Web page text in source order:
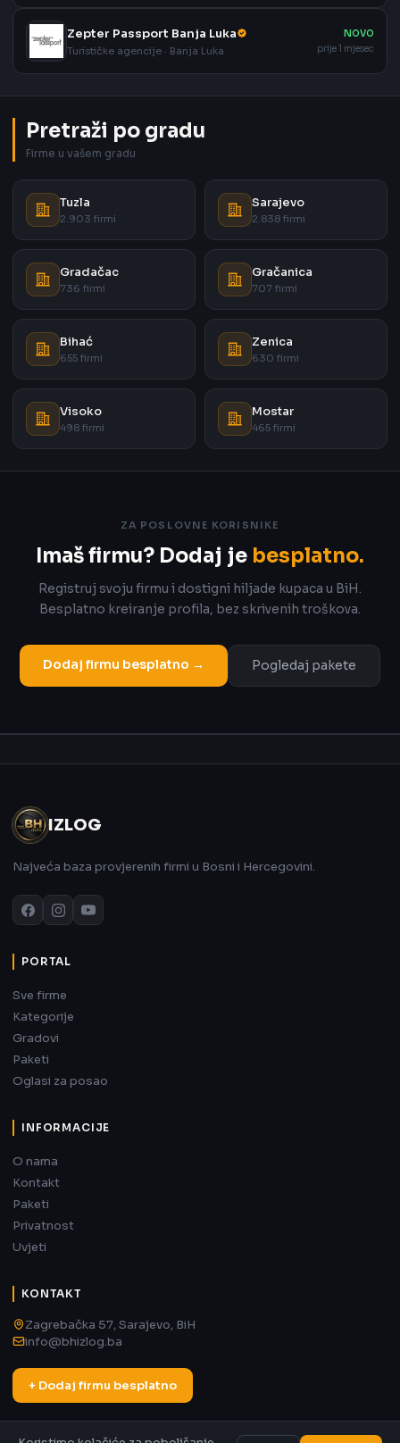
Zepter Passport Banja Luka
Turističke agencije · Banja Luka
NOVO
prije 1 mjesec
Pretraži po gradu
Firme u vašem gradu
Tuzla
2.903 firmi
Sarajevo
2.838 firmi
Gradačac
736 firmi
Gračanica
707 firmi
Bihać
655 firmi
Zenica
630 firmi
Visoko
498 firmi
Mostar
465 firmi
ZA POSLOVNE KORISNIKE
Imaš firmu? Dodaj je besplatno.
Registruj svoju firmu i dostigni hiljade kupaca u BiH.
Besplatno kreiranje profila, bez skrivenih troškova.
Dodaj firmu besplatno → Pogledaj pakete
IZLOG
Najveća baza provjerenih firmi u Bosni i Hercegovini.
PORTAL
Sve firme
Kategorije
Gradovi
Paketi
Oglasi za posao
INFORMACIJE
O nama
Kontakt
Paketi
Privatnost
Uvjeti
KONTAKT
Zagrebačka 57, Sarajevo, BiH
info@bhizlog.ba
+ Dodaj firmu besplatno